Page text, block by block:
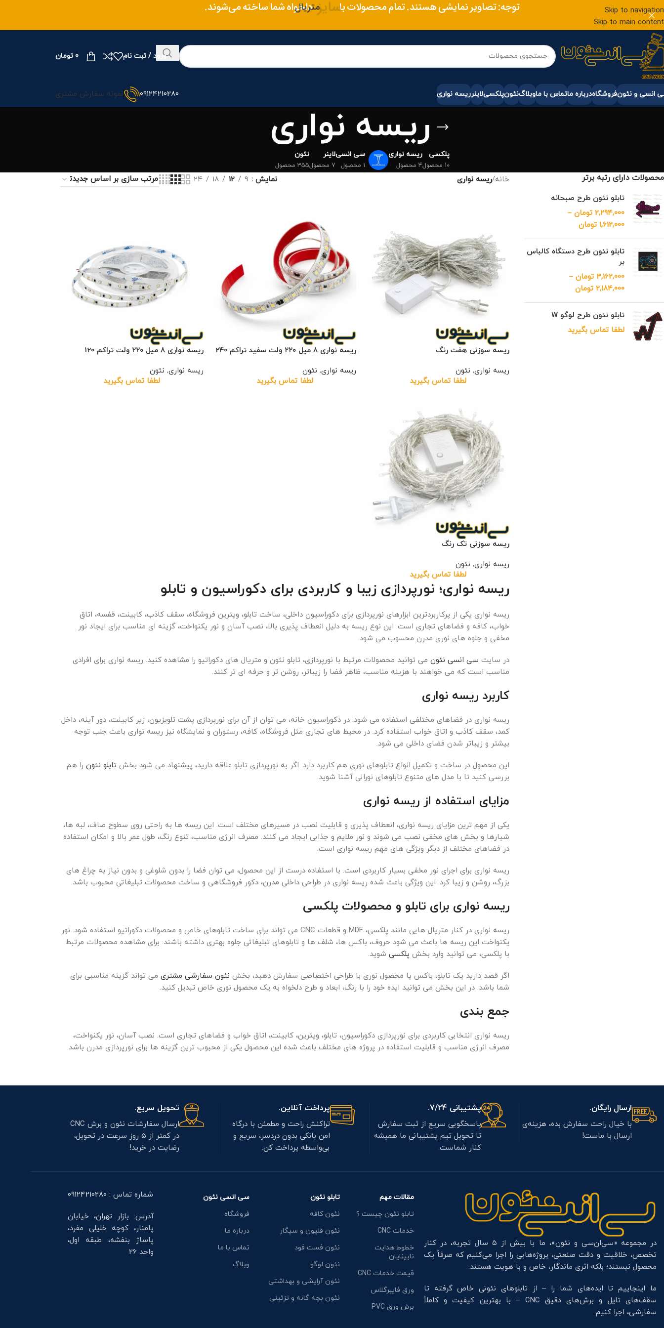
Skip to navigation
Skip to main content
توجه: تصاویر نمایشی هستند. تمام محصولات باسایزمتریال
دلخواه شما ساخته می‌شوند.
ورود / ثبت نام 0 تومان
انسی و نئونفروشگاهدرباره ماتماس با ماوبلاگنئونپلکسیلاینرریسه نواری 09124210280 نمونه سفارش مشتری
ریسه نواری
پلکسی
10 محصول
ریسه نواری
4 محصول
سی انسی
1 محصول
لاینر
7 محصول
نئون
355 محصول
محصولات دارای رتبه برتر
تابلو نئون طرح صبحانه
2,294,000 تومان –
1,612,000 تومان
تابلو نئون طرح دستگاه کالباس
بر
3,162,000 تومان –
2,184,000 تومان
تابلو نئون طرح لوگو W
لطفا تماس بگیرید
خانه/ریسه نواری نمایش 9
12
18
24
ریسه سوزنی هفت رنگ
ریسه نواری, نئون
لطفا تماس بگیرید
ریسه نواری ۸ میل ۲۲۰ ولت سفید تراکم 240
ریسه نواری, نئون
لطفا تماس بگیرید
ریسه نواری ۸ میل ۲۲۰ ولت تراکم 120
ریسه نواری, نئون
لطفا تماس بگیرید
ریسه سوزنی تک رنگ
ریسه نواری, نئون
لطفا تماس بگیرید
ریسه نواری؛ نورپردازی زیبا و کاربردی برای دکوراسیون و تابلو
ریسه نواری یکی از پرکاربردترین ابزارهای نورپردازی برای دکوراسیون داخلی، ساخت تابلو، ویترین فروشگاه، سقف کاذب، کابینت، قفسه، اتاق
خواب، کافه و فضاهای تجاری است. این نوع ریسه به دلیل انعطاف پذیری بالا، نصب آسان و نور یکنواخت، گزینه ای مناسب برای ایجاد نور
مخفی و جلوه های نوری مدرن محسوب می شود.
در سایت سی انسی نئونمی توانید محصولات مرتبط با نورپردازی، تابلو نئون و متریال های دکوراتیو را مشاهده کنید. ریسه نواری برای افرادی
مناسب است که می خواهند با هزینه مناسب، ظاهر فضا را زیباتر، روشن تر و حرفه ای تر کنند.
کاربرد ریسه نواری
ریسه نواری در فضاهای مختلفی استفاده می شود. در دکوراسیون خانه، می توان از آن برای نورپردازی پشت تلویزیون، زیر کابینت، دور آینه، داخل
کمد، سقف کاذب و اتاق خواب استفاده کرد. در محیط های تجاری مثل فروشگاه، کافه، رستوران و نمایشگاه نیز ریسه نواری باعث جلب توجه
بیشتر و زیباتر شدن فضای داخلی می شود.
این محصول در ساخت و تکمیل انواع تابلوهای نوری هم کاربرد دارد. اگر به نورپردازی تابلو علاقه دارید، پیشنهاد می شود بخش تابلو نئونرا هم
بررسی کنید تا با مدل های متنوع تابلوهای نورانی آشنا شوید.
مزایای استفاده از ریسه نواری
یکی از مهم ترین مزایای ریسه نواری، انعطاف پذیری و قابلیت نصب در مسیرهای مختلف است. این ریسه ها به راحتی روی سطوح صاف، لبه ها،
شیارها و بخش های مخفی نصب می شوند و نور ملایم و جذابی ایجاد می کنند. مصرف انرژی مناسب، تنوع رنگ، طول عمر بالا و امکان استفاده
در فضاهای مختلف از دیگر ویژگی های مهم ریسه نواری است.
ریسه نواری برای اجرای نور مخفی بسیار کاربردی است. با استفاده درست از این محصول، می توان فضا را بدون شلوغی و بدون نیاز به چراغ های
بزرگ، روشن و زیبا کرد. این ویژگی باعث شده ریسه نواری در طراحی داخلی مدرن، دکور فروشگاهی و ساخت محصولات تبلیغاتی محبوب باشد.
ریسه نواری برای تابلو و محصولات پلکسی
ریسه نواری در کنار متریال هایی مانند پلکسی، MDF و قطعات CNC می تواند برای ساخت تابلوهای خاص و محصولات دکوراتیو استفاده شود. نور
یکنواخت این ریسه ها باعث می شود حروف، باکس ها، شلف ها و تابلوهای تبلیغاتی جلوه بهتری داشته باشند. برای مشاهده محصولات مرتبط
با پلکسی، می توانید وارد بخش پلکسیشوید.
اگر قصد دارید یک تابلو، باکس یا محصول نوری با طراحی اختصاصی سفارش دهید، بخش نئون سفارشی مشتریمی تواند گزینه مناسبی برای
شما باشد. در این بخش می توانید ایده خود را با رنگ، ابعاد و طرح دلخواه به یک محصول نوری خاص تبدیل کنید.
جمع بندی
ریسه نواری انتخابی کاربردی برای نورپردازی دکوراسیون، تابلو، ویترین، کابینت، اتاق خواب و فضاهای تجاری است. نصب آسان، نور یکنواخت،
مصرف انرژی مناسب و قابلیت استفاده در پروژه های مختلف باعث شده این محصول یکی از محبوب ترین گزینه ها برای نورپردازی مدرن باشد.
ارسال رایگان.
با خیال راحت سفارش بده، هزینه‌ی
ارسال با ماست!
پشتیبانی 7/24.
پاسخگویی سریع از ثبت سفارش
تا تحویل تیم پشتیبانی ما همیشه
کنار شماست.
پرداخت آنلاین.
تراکنش راحت و مطمئن با درگاه
امن بانکی بدون دردسر، سریع و
بی‌واسطه پرداخت کن.
تحویل سریع.
ارسال سفارشات نئون و برش CNC
در کمتر از 5 روز سرعت در تحویل،
رضایت در خرید!
در مجموعه «سی‌ان‌سی و نئون»، ما با بیش از ۵ سال تجربه، در کنار
تخصص، خلاقیت و دقت صنعتی، پروژه‌هایی را اجرا می‌کنیم که صرفاً یک
محصول نیستند؛ بلکه اثری ماندگار، خاص و با هویت هستند.
ما اینجاییم تا ایده‌های شما را – از تابلوهای نئونی خاص گرفته تا
سقف‌های تایل و برش‌های دقیق CNC – با بهترین کیفیت و کاملاً
سفارشی، اجرا کنیم.
مقالات مهم
تابلو نئون چیست ؟
خدمات CNC
خطوط هدایت
نابینایان
قیمت خدمات CNC
ورق فایبرگلاس
برش ورق PVC
تابلو نئون
نئون کافه
نئون قلیون و سیگار
نئون فست فود
نئون لوگو
نئون آرایشی و بهداشتی
نئون بچه گانه و تزئینی
سی انسی نئون
فروشگاه
درباره ما
تماس با ما
وبلاگ
شماره تماس : 09124210280
آدرس: بازار تهران، خیابان
پامنار، کوچه خلیلی مفرد،
پاساژ بنفشه، طبقه اول،
واحد 26